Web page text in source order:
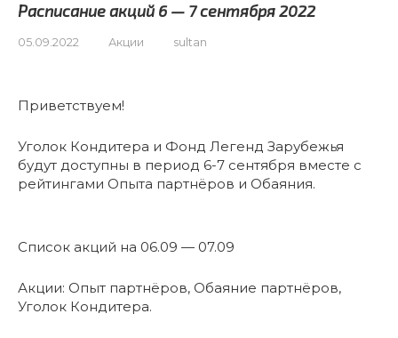
Расписание акций 6 — 7 сентября 2022
05.09.2022 Акции sultan
Приветствуем!
Уголок Кондитера и Фонд Легенд Зарубежья
будут доступны в период 6-7 сентября вместе с
рейтингами Опыта партнёров и Обаяния.
Список акций на 06.09 — 07.09
Акции: Опыт партнёров, Обаяние партнёров,
Уголок Кондитера.